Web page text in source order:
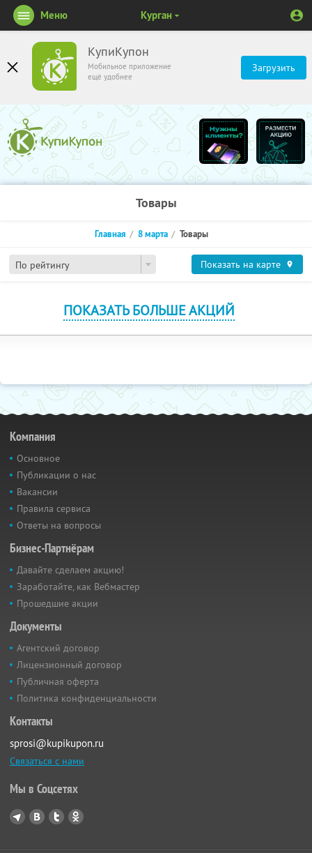
КупиКупон
Мобильное приложение
ещё удобнее
Загрузить
Меню Курган
Товары
По рейтингу
Главная 8 марта Товары
Показать на карте
ПОКАЗАТЬ БОЛЬШЕ АКЦИЙ
Компания
Основное
Публикации о нас
Вакансии
Правила сервиса
Ответы на вопросы
Бизнес-Партнёрам
Давайте сделаем акцию!
Заработайте, как Вебмастер
Прошедшие акции
Документы
Агентский договор
Лицензионный договор
Публичная оферта
Политика конфиденциальности
Контакты
sprosi@kupikupon.ru
Связаться с нами
Мы в Соцсетях